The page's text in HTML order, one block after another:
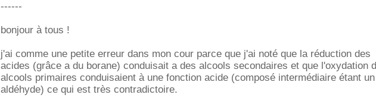
------
bonjour à tous !
j'ai comme une petite erreur dans mon cour parce que j'ai noté que la réduction des
acides (grâce a du borane) conduisait a des alcools secondaires et que l'oxydation
alcools primaires conduisaient à une fonction acide (composé intermédiaire étant un
aldéhyde) ce qui est très contradictoire.